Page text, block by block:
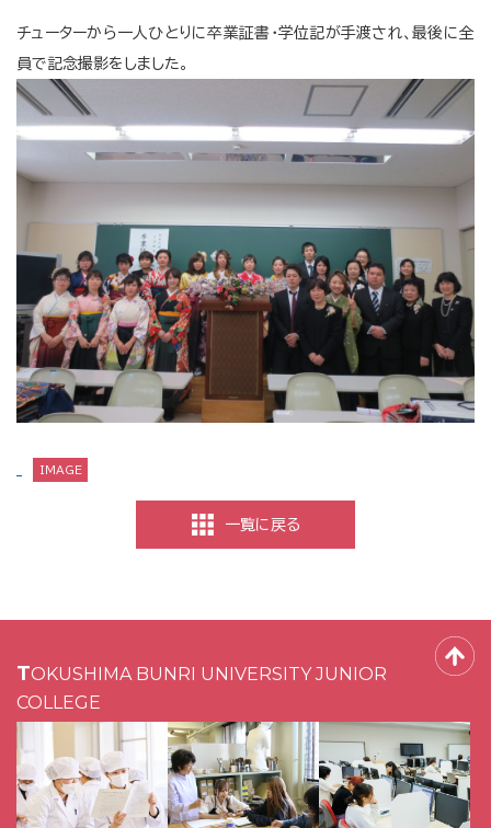
チューターから一人ひとりに卒業証書・学位記が手渡され、最後に全
員で記念撮影をしました。
一覧に戻る
TOKUSHIMA BUNRI UNIVERSITY JUNIOR
COLLEGE